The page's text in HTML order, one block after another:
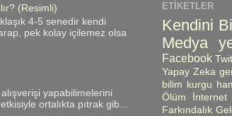
(Resimli)
4-5 senedir kendi
pek kolay içilemez olsa
yapabilimelerini
ortalıkta pıtrak gib...
ETIKETLER
Kendini
Medya
Facebook
Yapay Zeka
bilim kurgu
Ölüm
İnternet
Farkındalık